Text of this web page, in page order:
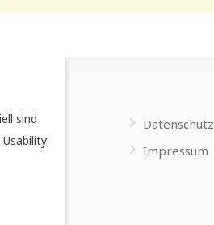
Datenschutz
Impressum
sind